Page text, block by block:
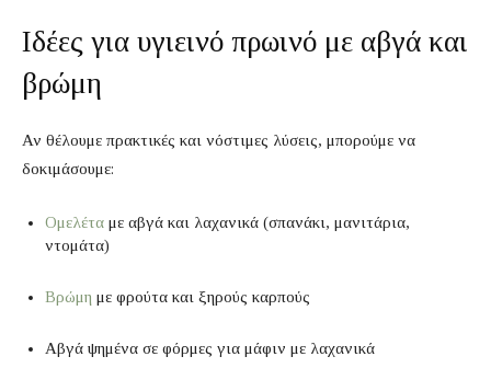
Ιδέες για υγιεινό πρωινό με αβγά και
βρώμη
Αν θέλουμε πρακτικές και νόστιμες λύσεις, μπορούμε να
δοκιμάσουμε:
Ομελέτα με αβγά και λαχανικά (σπανάκι, μανιτάρια,
ντομάτα)
Βρώμη με φρούτα και ξηρούς καρπούς
Αβγά ψημένα σε φόρμες για μάφιν με λαχανικά